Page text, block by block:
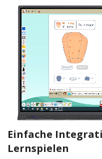
Einfache
Lernspielen